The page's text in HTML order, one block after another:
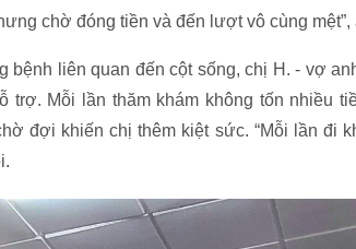
chờ đóng tiền và đến lượt vô cùng mệt”,
bệnh liên quan đến cột sống, chị H. - vợ
trợ. Mỗi lần thăm khám không tốn nhiều
đợi khiến chị thêm kiệt sức. “Mỗi lần đi